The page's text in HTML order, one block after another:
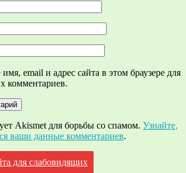
email и адрес сайта в этом браузере для
комментариев.
Akismet для борьбы со спамом. Узнайте,
ваши данные комментариев.
для слабовидящих